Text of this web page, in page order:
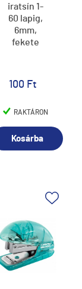
iratsín 1-
60 lapig,
6mm,
fekete
100 Ft
RAKTÁRON
Kosárba